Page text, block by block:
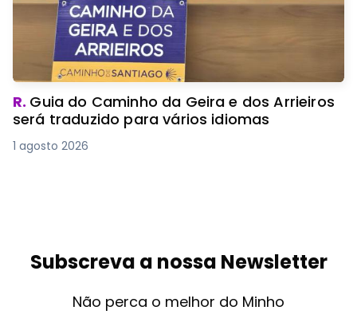
R. Guia do Caminho da Geira e dos Arrieiros
será traduzido para vários idiomas
1 agosto 2026
Subscreva a nossa Newsletter
Não perca o melhor do Minho